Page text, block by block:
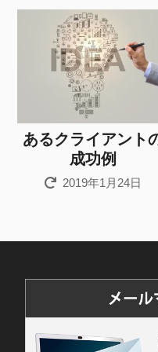
あるクライアント
成功例
2019年1月24日